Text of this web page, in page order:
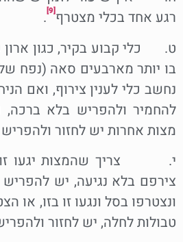
רגע אחד בכלי מצטרף[9]
.
ט. כלי קבוע בקיר, כגון ארון
נחשב כלי לענין צירוף, ואם
להחמיר ולהפריש בלא ברכה,
מצות אחרות יש לחזור
י. צריך שהמצות יגעו זו
צירפם בלא נגיעה, יש
ונצטרפו בסל ונגעו זו בזו, או
טבולות לחלה, יש לחזור